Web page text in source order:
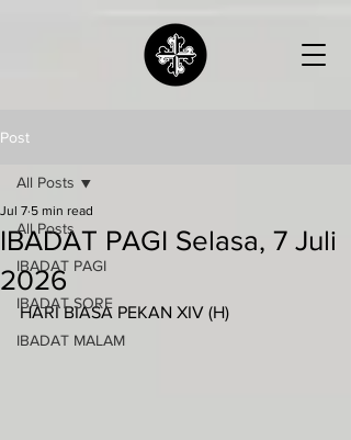
Post
All Posts
IBADAT PAGI
IBADAT SORE
IBADAT MALAM
All Posts
IBADAT PAGI Selasa, 7 Juli
2026
Jul 7 5 min read
HARI BIASA PEKAN XIV (H)